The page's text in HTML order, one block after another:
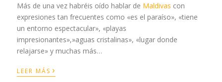
Más de una vez habréis oído hablar de Maldivas con
expresiones tan frecuentes como «es el paraíso», «tiene
un entorno espectacular», «playas
impresionantes»,»aguas cristalinas», «lugar donde
relajarse» y muchas más…
LEER MÁS ›